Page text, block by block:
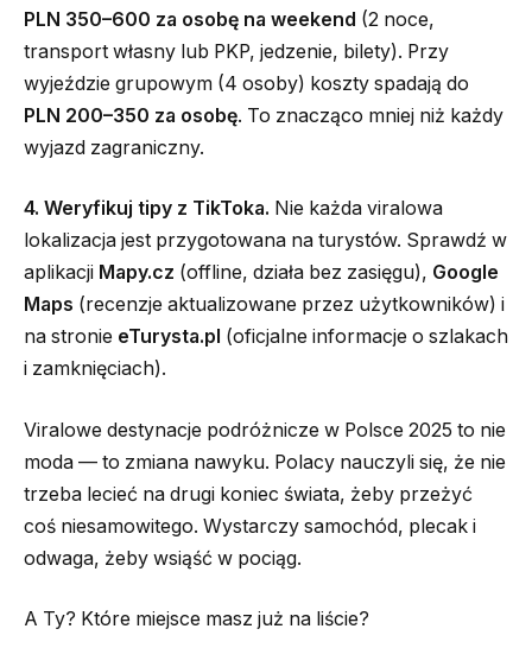
PLN 350–600 za osobę na weekend (2 noce,
transport własny lub PKP, jedzenie, bilety). Przy
wyjeździe grupowym (4 osoby) koszty spadają do
PLN 200–350 za osobę. To znacząco mniej niż każdy
wyjazd zagraniczny.
4. Weryfikuj tipy z TikToka. Nie każda viralowa
lokalizacja jest przygotowana na turystów. Sprawdź w
aplikacji Mapy.cz (offline, działa bez zasięgu), Google
Maps (recenzje aktualizowane przez użytkowników) i
na stronie eTurysta.pl (oficjalne informacje o szlakach
i zamknięciach).
Viralowe destynacje podróżnicze w Polsce 2025 to nie
moda — to zmiana nawyku. Polacy nauczyli się, że nie
trzeba lecieć na drugi koniec świata, żeby przeżyć
coś niesamowitego. Wystarczy samochód, plecak i
odwaga, żeby wsiąść w pociąg.
A Ty? Które miejsce masz już na liście?